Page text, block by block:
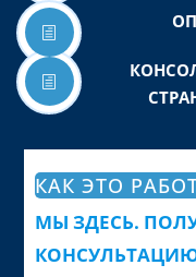
h
h
КАК ЭТО
МЫ ЗДЕСЬ.